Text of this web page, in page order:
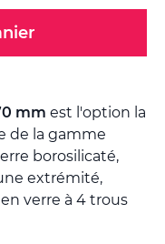
mm est l'option la
de la gamme
borosilicaté,
extrémité,
verre à 4 trous